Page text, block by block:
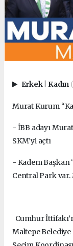
Erkek Kadın
Murat Kurum
- İBB adayı
SKM’yi açtı
- Kadem Başkan
Central Park var.
Cumhur
Maltepe Belediye